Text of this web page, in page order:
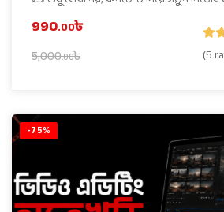
990.00৳
5,000.00৳ (5
-75%